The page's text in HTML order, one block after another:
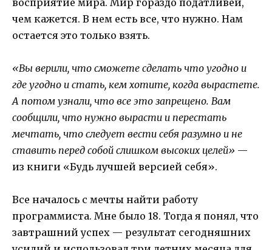
чем кажется. В нем есть все, что нужно. Нам
остается это только взять.
«Вы верили, что сможете сделать что угодно и
где угодно и стать, кем хотите, когда вырастете.
А потом узнали, что все это запрещено. Вам
сообщили, что нужно вырасти и перестать
мечтать, что следует вести себя разумно и не
ставить перед собой слишком высоких целей» —
из книги «Будь лучшей версией себя».
Все началось с мечты найти работу
программиста. Мне было 18. Тогда я понял, что
завтрашний успех — результат сегодняшних